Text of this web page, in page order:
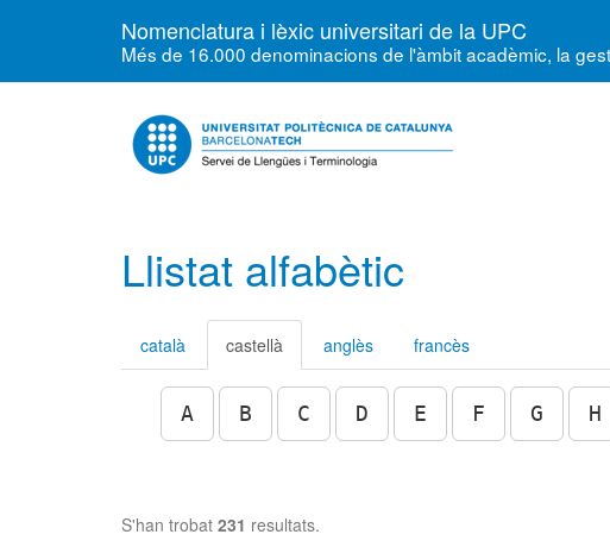
Nomenclatura i lèxic universitari de la UPC
Més de 16.000 denominacions de l'àmbit acadèmic, la
Llistat alfabètic
català castellà anglès francès
A B C D E F G H
S'han trobat 231 resultats.